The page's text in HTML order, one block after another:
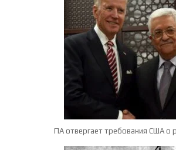
ПА отвергает требования США о